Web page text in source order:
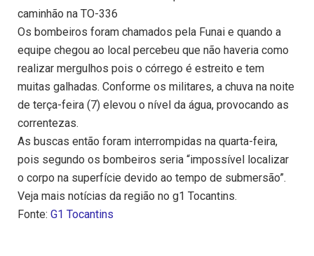
caminhão na TO-336
Os bombeiros foram chamados pela Funai e quando a
equipe chegou ao local percebeu que não haveria como
realizar mergulhos pois o córrego é estreito e tem
muitas galhadas. Conforme os militares, a chuva na noite
de terça-feira (7) elevou o nível da água, provocando as
correntezas.
As buscas então foram interrompidas na quarta-feira,
pois segundo os bombeiros seria “impossível localizar
o corpo na superfície devido ao tempo de submersão”.
Veja mais notícias da região no g1 Tocantins.
Fonte: G1 Tocantins